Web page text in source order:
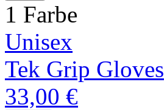
1 Farbe
Unisex
Tek Grip Gloves
33,00 €